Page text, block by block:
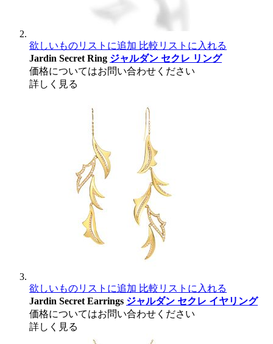
欲しいものリストに追加 比較リストに入れる
Jardin Secret Ring ジャルダン セクレ リング
価格についてはお問い合わせください
詳しく見る
欲しいものリストに追加 比較リストに入れる
Jardin Secret Earrings ジャルダン セクレ イヤリング
価格についてはお問い合わせください
詳しく見る